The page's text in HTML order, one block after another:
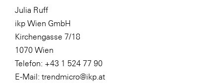
Julia Ruff
ikp Wien GmbH
Kirchengasse 7/18
1070 Wien
Telefon: +43 1 524 77 90
E-Mail: trendmicro@ikp.at